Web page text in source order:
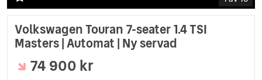
Volkswagen Touran 7-seater 1.4 TSI
Masters | Automat | Ny servad
74 900 kr